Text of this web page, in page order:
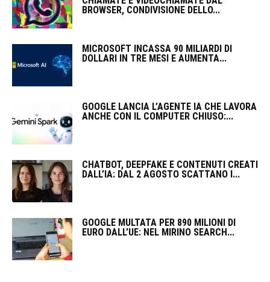
BROWSER, CONDIVISIONE DELLO...
MICROSOFT INCASSA 90 MILIARDI DI
DOLLARI IN TRE MESI E AUMENTA...
GOOGLE LANCIA L’AGENTE IA CHE LAVORA
ANCHE CON IL COMPUTER CHIUSO:...
CHATBOT, DEEPFAKE E CONTENUTI CREATI
DALL’IA: DAL 2 AGOSTO SCATTANO I...
GOOGLE MULTATA PER 890 MILIONI DI
EURO DALL’UE: NEL MIRINO SEARCH...